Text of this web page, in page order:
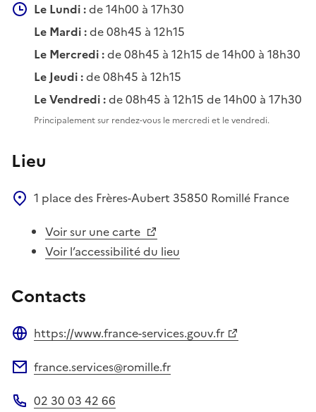
Le Lundi :de 14h00 à 17h30
Le Mardi :de 08h45 à 12h15
Le Mercredi :de 08h45 à 12h15 de 14h00 à 18h30
Le Jeudi :de 08h45 à 12h15
Le Vendredi :de 08h45 à 12h15 de 14h00 à 17h30
Principalement sur rendez-vous le mercredi et le vendredi.
Lieu
1 place des Frères-Aubert 35850 Romillé France
Voir sur une carte
Voir l’accessibilité du lieu
Contacts
https://www.france-services.gouv.fr
france.services@romille.fr
02 30 03 42 66